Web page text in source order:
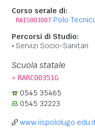
Corso serale di:
RAIS003007 Polo
Percorsi di Studio:
Servizi Socio-Sanitari
Scuola statale
» RARC00351G
0545 35465
0545 32223